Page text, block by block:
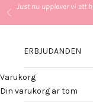
Hoppa till innehållet
Föregående
Just nu upplever vi ett
Meny
ERBJUDANDEN
SKIN QUIZ
Varukorg
Din varukorg är tom
En normal hud